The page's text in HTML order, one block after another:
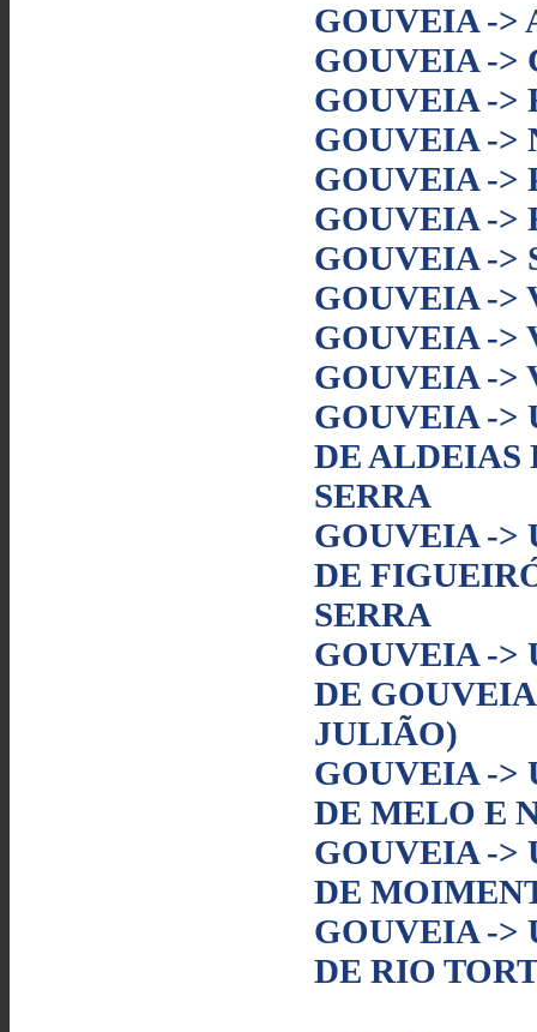
GOUVEIA ->
GOUVEIA ->
GOUVEIA ->
GOUVEIA ->
GOUVEIA ->
GOUVEIA ->
GOUVEIA ->
GOUVEIA ->
GOUVEIA ->
GOUVEIA ->
GOUVEIA ->
DE ALDEIAS
SERRA
GOUVEIA ->
DE
SERRA
GOUVEIA ->
DE
JULIÃO)
GOUVEIA ->
DE MELO E
GOUVEIA ->
DE
GOUVEIA ->
DE RIO